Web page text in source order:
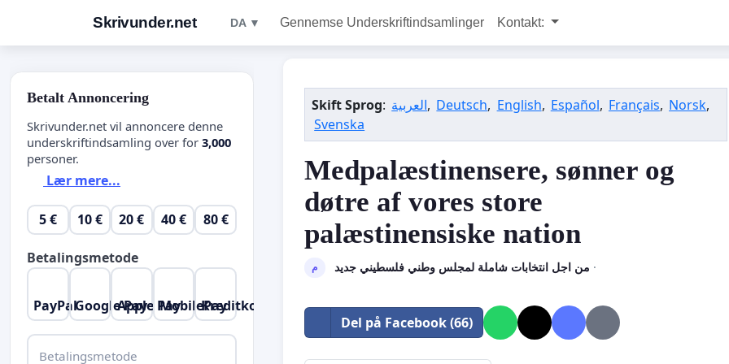
Skrivunder.net DA ▼ Gennemse Underskriftindsamlinger Kontakt:
Skift Sprog: العربية, Deutsch, English, Español, Français, Norsk,
Svenska
Medpalæstinensere, sønner og
døtre af vores store
palæstinensiske nation
م من اجل انتخابات شاملة لمجلس وطني فلسطيني جديد ·
Del på Facebook (66)
Betalt Annoncering
Skrivunder.net vil annoncere denne
underskriftindsamling over for 3,000
personer.
Lær mere...
5 € 10 € 20 € 40 € 80 €
Betalingsmetode
PayPalGoogle PayApple PayMobilePayKreditkort
Betalingsmetode